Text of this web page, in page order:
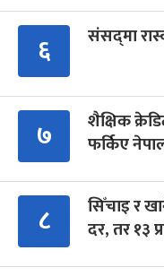
६ संसद्‍मा
७
शैक्षिक
फर्किए
८
सिँचाइ र
दर, तर १३